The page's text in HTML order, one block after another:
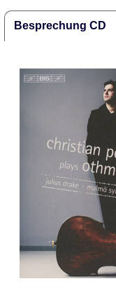
Besprechung CD